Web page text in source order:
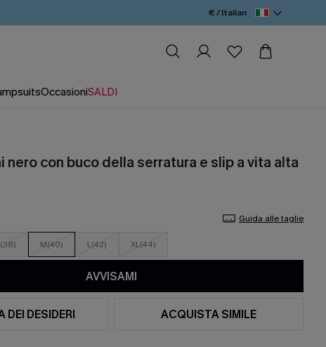
€ / Italian
OccasioniSALDI
nero con buco della serratura e slip a vita alta
Guida alle taglie
M(40) L(42) XL(44)
AVVISAMI
DEI DESIDERI ACQUISTA SIMILE